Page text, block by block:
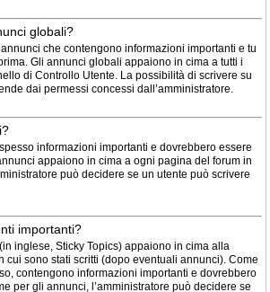
globali?
che contengono informazioni importanti e tu
Gli annunci globali appaiono in cima a tutti i
di Controllo Utente. La possibilità di scrivere su
dai permessi concessi dall’amministratore.
informazioni importanti e dovrebbero essere
appaiono in cima a ogni pagina del forum in
può decidere se un utente può scrivere
importanti?
inglese, Sticky Topics) appaiono in cima alla
cui sono stati scritti (dopo eventuali annunci). Come
contengono informazioni importanti e dovrebbero
per gli annunci, l’amministratore può decidere se